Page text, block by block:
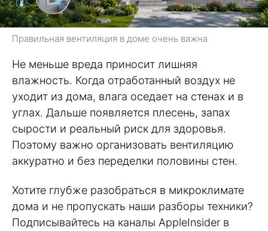
Правильная вентиляция в доме очень важна
Не меньше вреда приносит лишняя
влажность. Когда отработанный воздух не
уходит из дома, влага оседает на стенах и в
углах. Дальше появляется плесень, запах
сырости и реальный риск для здоровья.
Поэтому важно организовать вентиляцию
аккуратно и без переделки половины стен.
Хотите глубже разобраться в микроклимате
дома и не пропускать наши разборы техники?
Подписывайтесь на каналы AppleInsider в